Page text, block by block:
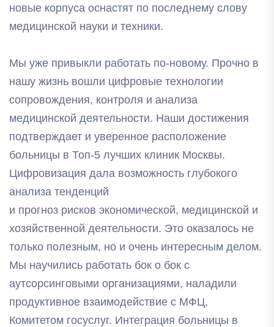
новые корпуса оснастят по последнему слову
медицинской науки и техники.
Мы уже привыкли работать по-новому. Прочно в
нашу жизнь вошли цифровые технологии
сопровождения, контроля и анализа
медицинской деятельности. Наши достижения
подтверждает и уверенное расположение
больницы в Топ-5 лучших клиник Москвы.
Цифровизация дала возможность глубокого
анализа тенденций
и прогноз рисков экономической, медицинской и
хозяйственной деятельности. Это оказалось не
только полезным, но и очень интересным делом.
Мы научились работать бок о бок с
аутсорсинговыми организациями, наладили
продуктивное взаимодействие с МФЦ,
Комитетом госуслуг. Интеграция больницы в